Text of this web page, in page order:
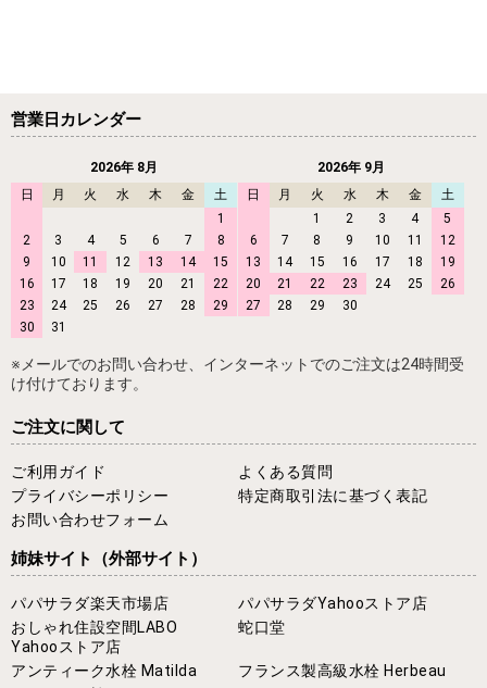
営業日カレンダー
2026年 8月
日
月 火 水 木 金
土
1
2
3 4 5 6 7
8
9
10 11 12 13 14
15
16
17 18 19 20 21
22
23
24 25 26 27 28
29
30
31
2026年 9月
日
月 火 水 木 金
土
1
2 3 4
5
6
7 8 9 10 11
12
13
14 15 16 17 18
19
20
21 22 23 24 25
26
27
28 29 30
※メールでのお問い合わせ、インターネットでのご注文は24時間受
け付けております。
ご注文に関して
ご利用ガイド
よくある質問
プライバシーポリシー
特定商取引法に基づく表記
お問い合わせフォーム
姉妹サイト （外部サイト）
パパサラダ楽天市場店
パパサラダYahooストア店
おしゃれ住設空間LABO
Yahooストア店
蛇口堂
アンティーク水栓 Matilda
フランス製高級水栓 Herbeau